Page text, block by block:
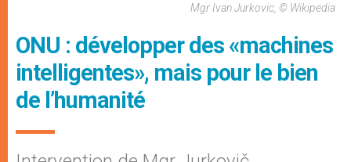
Mgr Ivan Jurkovic, © Wikipedia
ONU : développer des «machines
intelligentes», mais pour le bien
de l’humanité